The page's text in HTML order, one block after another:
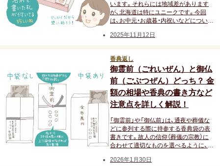
結婚式 引出物
法事 引出物
お祝い･お見舞い
お祝い･お見舞いTOP
子どものお祝い・ギフト
成人祝い
卒園・卒業祝い
います。それらには地域差があります
が、北海道は特にユニークです。今回
は、お中元・お歳暮・内祝いなどについ
をご紹介します。
2025年11月12日
香典返し
御霊前（ごれいぜん）と御仏
前（ごぶつぜん）どっち？ 金
額の相場や香典の書き方など
注意点を詳しく解説！
「御霊前」や「御仏前」は、通夜や葬儀な
どに参列する際に持参する香典袋の表
書きです。故人の信仰（葬儀の宗教）に
合わせて適切なものを選べるように、そ
ーをおさえておきましょう。
2026年1月30日